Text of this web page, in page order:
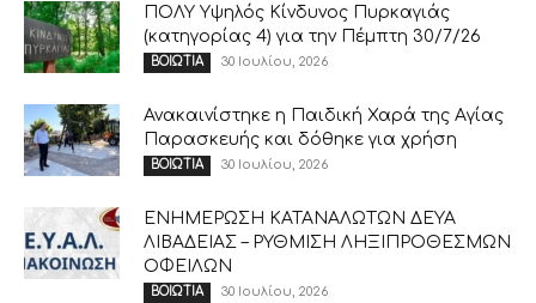
ΠΟΛΥ Υψηλός Κίνδυνος Πυρκαγιάς
(κατηγορίας 4) για την Πέμπτη 30/7/26
ΒΟΙΩΤΙΑ 30 Ιουλίου, 2026
Ανακαινίστηκε η Παιδική Χαρά της Αγίας
Παρασκευής και δόθηκε για χρήση
ΒΟΙΩΤΙΑ 30 Ιουλίου, 2026
ΕΝΗΜΕΡΩΣΗ ΚΑΤΑΝΑΛΩΤΩΝ ΔΕΥΑ
ΛΙΒΑΔΕΙΑΣ – ΡΥΘΜΙΣΗ ΛΗΞΙΠΡΟΘΕΣΜΩΝ
ΟΦΕΙΛΩΝ
ΒΟΙΩΤΙΑ 30 Ιουλίου, 2026